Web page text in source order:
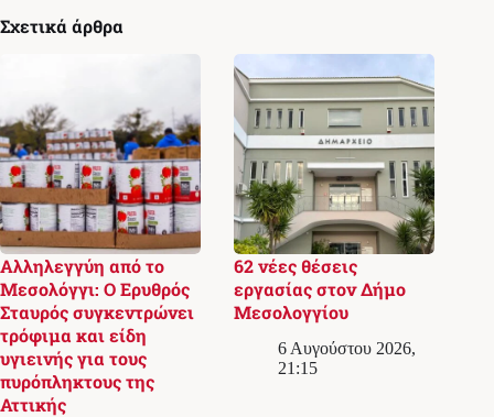
Σχετικά άρθρα
Αλληλεγγύη από το
Μεσολόγγι: Ο Ερυθρός
Σταυρός συγκεντρώνει
τρόφιμα και είδη
υγιεινής για τους
πυρόπληκτους της
Αττικής
62 νέες θέσεις
εργασίας στον Δήμο
Μεσολογγίου
6 Αυγούστου 2026,
21:15